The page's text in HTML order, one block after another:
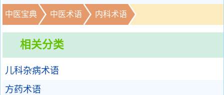
中医宝典 中医术语 内科术语
相关分类
儿科杂病术语
方药术语